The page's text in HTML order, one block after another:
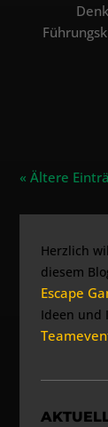
« Ältere
Herzlich
diesem
Escape
Ideen und